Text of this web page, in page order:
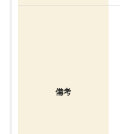
備考